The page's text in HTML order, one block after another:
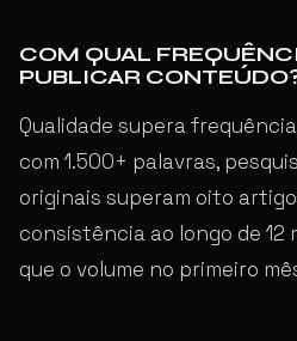
COM QUAL
PUBLICAR
Qualidade supera
com 1.500+ palavras,
originais superam oito
consistência ao longo de 12
que o volume no primeiro